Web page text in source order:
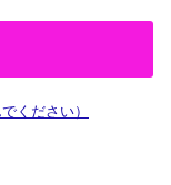
ください）